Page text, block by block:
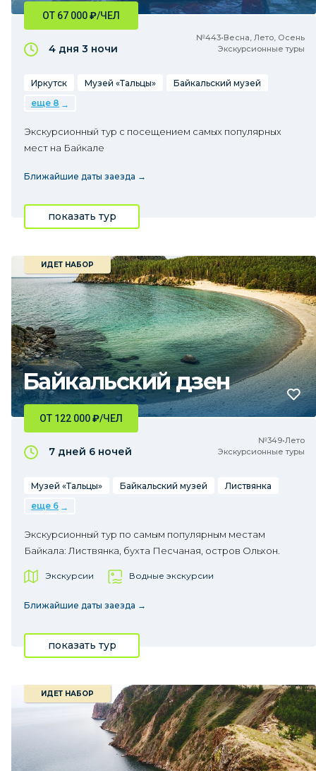
№443•Весна, Лето, Осень
Экскурсионные туры
ОТ 67 000₽/ЧЕЛ
4 дня 3 ночи
Иркутск Музей «Тальцы»
Байкальский музей
еще 8
Экскурсионный тур с посещением самых популярных
мест на Байкале
Ближайшие даты заезда →
показать тур
Байкальский дзен
ИДЕТ НАБОР
№349•Лето
Экскурсионные туры
ОТ 122 000₽/ЧЕЛ
7 дней 6 ночей
Музей «Тальцы» Байкальский музей
Листвянка
еще 6
Экскурсионный тур по самым популярным местам
Байкала: Листвянка, бухта Песчаная, остров Ольхон.
Экскурсии Водные экскурсии
Ближайшие даты заезда →
показать тур
ИДЕТ НАБОР